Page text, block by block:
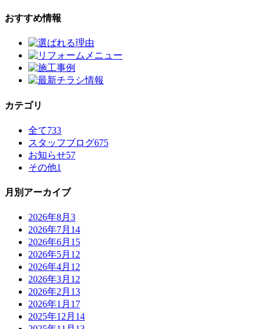
おすすめ情報
カテゴリ
全て733
スタッフブログ675
お知らせ57
その他1
月別アーカイブ
2026年8月 3
2026年7月 14
2026年6月 15
2026年5月 12
2026年4月 12
2026年3月 12
2026年2月 13
2026年1月 17
2025年12月 14